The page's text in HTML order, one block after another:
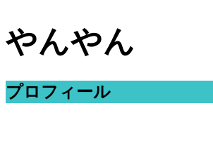
やんやん
プロフィール